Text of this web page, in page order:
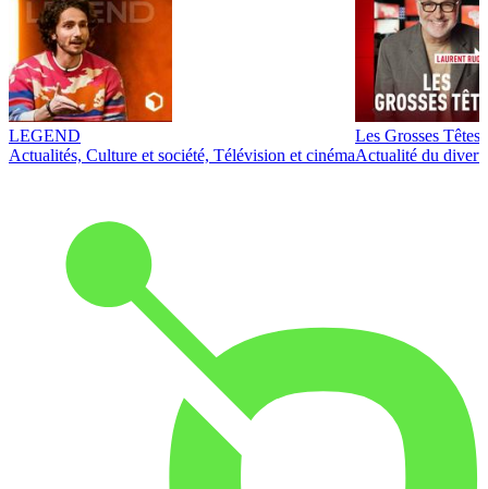
LEGEND
Actualités, Culture et société, Télévision et cinéma
Les Grosses Têtes
Actualité du